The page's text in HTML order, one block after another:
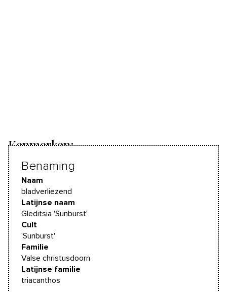
Kenmerken:
Benaming
Naam
bladverliezend
Latijnse naam
Gleditsia 'Sunburst'
Cult
'Sunburst'
Familie
Valse christusdoorn
Latijnse familie
triacanthos